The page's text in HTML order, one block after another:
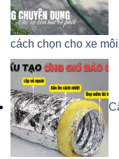
cách chọn cho xe